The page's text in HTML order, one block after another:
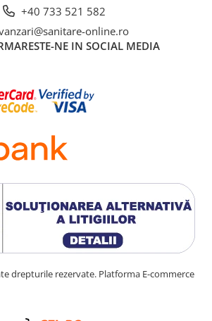
+40 733 521 582
online.ro
NE IN SOCIAL MEDIA
drepturile rezervate. Platforma E-commerce